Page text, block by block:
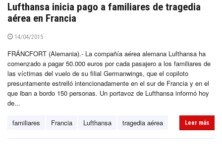
Lufthansa inicia pago a familiares de tragedia
aérea en Francia
14/04/2015
FRÁNCFORT (Alemania).- La compañía aérea alemana Lufthansa ha
comenzado a pagar 50.000 euros por cada pasajero a los familiares de
las víctimas del vuelo de su filial Germanwings, que el copiloto
presuntamente estrelló intencionadamente en el sur de Francia y en el
que iban a bordo 150 personas. Un portavoz de Lufthansa informó hoy
de...
familiares Francia Lufthansa tragedia aérea Leer más